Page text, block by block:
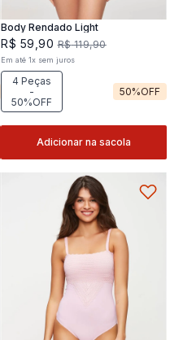
Body Rendado Light
R$ 59 ,90 R$ 119,90
Em até 1x sem juros
4 Peças
-
50%OFF
50%OFF
Adicionar na sacola